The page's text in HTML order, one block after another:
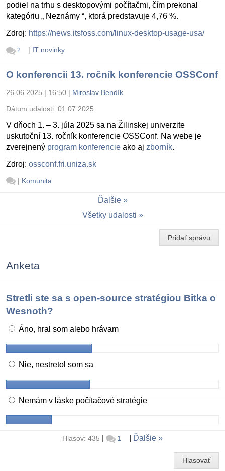
podiel na trhu s desktopovými počítačmi, čím prekonal
kategóriu „ Neznámy “, ktorá predstavuje 4,76 %.
Zdroj: https://news.itsfoss.com/linux-desktop-usage-usa/
2 | IT novinky
O konferencii 13. ročník konferencie OSSConf
26.06.2025 | 16:50 | Miroslav Bendík
Dátum udalosti: 01.07.2025
V dňoch 1. – 3. júla 2025 sa na Žilinskej univerzite
uskutoční 13. ročník konferencie OSSConf. Na webe je
zverejnený program konferencie ako aj zborník.
Zdroj: ossconf.fri.uniza.sk
| Komunita
Ďalšie
Všetky udalosti
Pridať správu
Anketa
Stretli ste sa s open-source stratégiou Bitka o
Wesnoth?
Áno, hral som alebo hrávam
Nie, nestretol som sa
Nemám v láske počítačové stratégie
Hlasov: 435 1 Ďalšie
Hlasovať